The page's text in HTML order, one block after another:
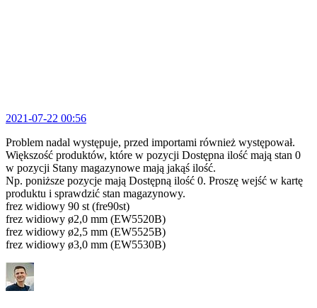
2021-07-22 00:56
Problem nadal występuje, przed importami również występował.
Większość produktów, które w pozycji Dostępna ilość mają stan 0
w pozycji Stany magazynowe mają jakąś ilość.
Np. poniższe pozycje mają Dostępną ilość 0. Proszę wejść w kartę
produktu i sprawdzić stan magazynowy.
frez widiowy 90 st (fre90st)
frez widiowy ø2,0 mm (EW5520B)
frez widiowy ø2,5 mm (EW5525B)
frez widiowy ø3,0 mm (EW5530B)